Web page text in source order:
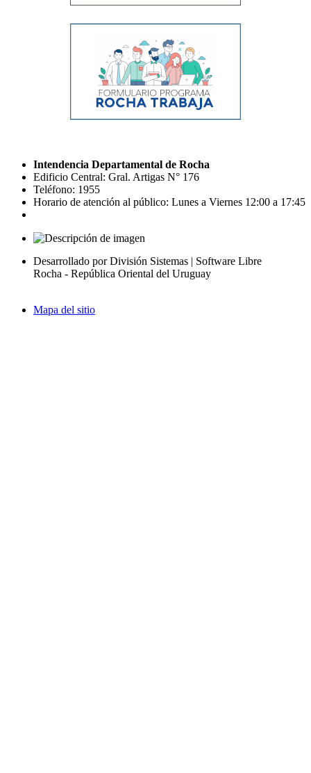
Intendencia Departamental de Rocha
Edificio Central: Gral. Artigas N° 176
Teléfono: 1955
Horario de atención al público: Lunes a Viernes 12:00 a 17:45
Desarrollado por División Sistemas | Software Libre
Rocha - República Oriental del Uruguay
Mapa del sitio